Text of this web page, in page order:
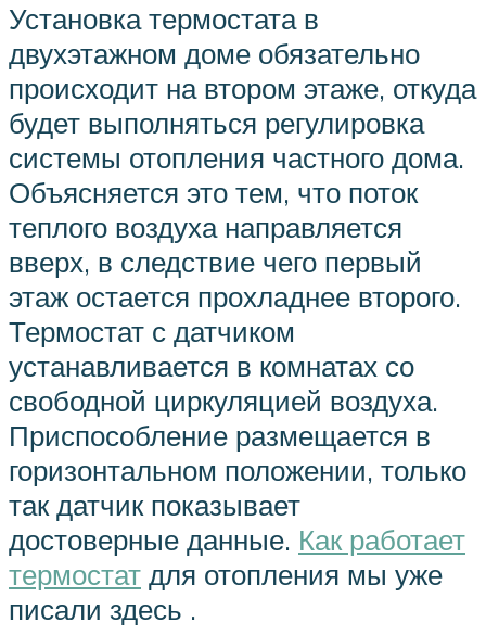
Установка термостата в
двухэтажном доме обязательно
происходит на втором этаже, откуда
будет выполняться регулировка
системы отопления частного дома.
Объясняется это тем, что поток
теплого воздуха направляется
вверх, в следствие чего первый
этаж остается прохладнее второго.
Термостат с датчиком
устанавливается в комнатах со
свободной циркуляцией воздуха.
Приспособление размещается в
горизонтальном положении, только
так датчик показывает
достоверные данные. Как работает
термостат для отопления мы уже
писали здесь .